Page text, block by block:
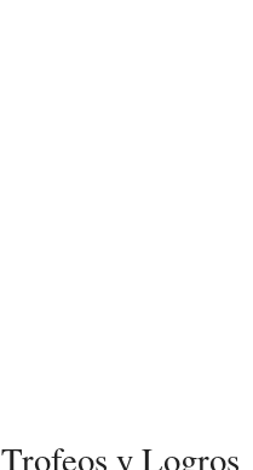
Trofeos y Logros